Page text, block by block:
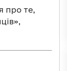
про те,